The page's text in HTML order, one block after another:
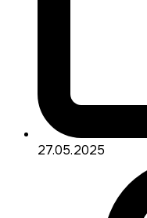
27.05.2025